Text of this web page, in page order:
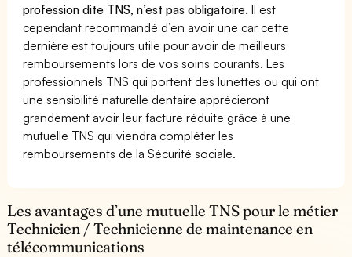
profession dite TNS, n’est pas obligatoire.Il est
cependant recommandé d’en avoir une car cette
dernière est toujours utile pour avoir de meilleurs
remboursements lors de vos soins courants. Les
professionnels TNS qui portent des lunettes ou qui ont
une sensibilité naturelle dentaire apprécieront
grandement avoir leur facture réduite grâce à une
mutuelle TNS qui viendra compléter les
remboursements de la Sécurité sociale.
Les avantages d’une mutuelle TNS pour le métier
Technicien / Technicienne de maintenance en
télécommunications